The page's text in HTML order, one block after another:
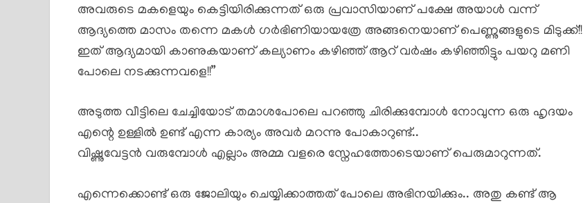
അവരുടെ മകളെയും കെട്ടിയിരിക്കുന്നത് ഒരു പ്രവാസിയാണ് പക്ഷേ അയാൾ വന്ന്
ആദ്യത്തെ മാസം തന്നെ മകൾ ഗർഭിണിയായത്രേ അങ്ങനെയാണ് പെണ്ണുങ്ങളുടെ മിടുക്ക്!!
ഇത് ആദ്യമായി കാണുകയാണ് കല്യാണം കഴിഞ്ഞ് ആറ് വർഷം കഴിഞ്ഞിട്ടും പയറു മണി
പോലെ നടക്കുന്നവളെ!!”
അടുത്ത വീട്ടിലെ ചേച്ചിയോട് തമാശപോലെ പറഞ്ഞു ചിരിക്കുമ്പോൾ നോവുന്ന ഒരു ഹൃദയം
എന്റെ ഉള്ളിൽ ഉണ്ട് എന്ന കാര്യം അവർ മറന്നു പോകാറുണ്ട്..
വിഷ്ണുവേട്ടൻ വരുമ്പോൾ എല്ലാം അമ്മ വളരെ സ്നേഹത്തോടെയാണ് പെരുമാറുന്നത്.
എന്നെക്കൊണ്ട് ഒരു ജോലിയും ചെയ്യിക്കാത്തത് പോലെ അഭിനയിക്കും.. അതു കണ്ട് ആ